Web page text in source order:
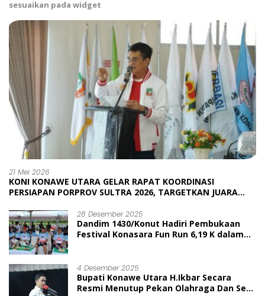
sesuaikan pada widget
21 Mei 2026
KONI KONAWE UTARA GELAR RAPAT KOORDINASI
PERSIAPAN PORPROV SULTRA 2026, TARGETKAN JUARA
28 Desember 2025
Dandim 1430/Konut Hadiri Pembukaan
Festival Konasara Fun Run 6,19 K dalam
4 Desember 2025
Bupati Konawe Utara H.Ikbar Secara
Resmi Menutup Pekan Olahraga Dan Seni